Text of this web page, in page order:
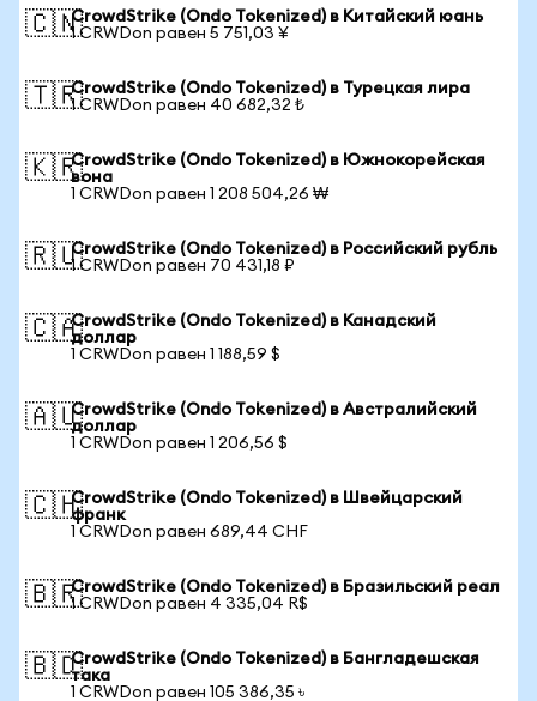
🇨🇳CrowdStrike (Ondo Tokenized) в Китайский юань
1 CRWDon равен 5 751,03 ¥
🇹🇷CrowdStrike (Ondo Tokenized) в Турецкая лира
1 CRWDon равен 40 682,32 ₺
🇰🇷CrowdStrike (Ondo Tokenized) в Южнокорейская
вона
1 CRWDon равен 1 208 504,26 ₩
🇷🇺CrowdStrike (Ondo Tokenized) в Российский рубль
1 CRWDon равен 70 431,18 ₽
🇨🇦CrowdStrike (Ondo Tokenized) в Канадский
доллар
1 CRWDon равен 1 188,59 $
🇦🇺CrowdStrike (Ondo Tokenized) в Австралийский
доллар
1 CRWDon равен 1 206,56 $
🇨🇭CrowdStrike (Ondo Tokenized) в Швейцарский
франк
1 CRWDon равен 689,44 CHF
🇧🇷CrowdStrike (Ondo Tokenized) в Бразильский реал
1 CRWDon равен 4 335,04 R$
🇧🇩CrowdStrike (Ondo Tokenized) в Бангладешская
така
1 CRWDon равен 105 386,35 ৳